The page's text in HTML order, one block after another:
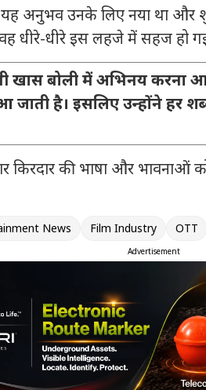
यह अनुभव उनके लिए नया था
धीरे-धीरे इस लहजे में सहज हो
खास बोली में अभिनय करना
जाती है। इसलिए उन्होंने हर
किरदार की भाषा और भावनाओं
News Film Industry OTT
Advertisement